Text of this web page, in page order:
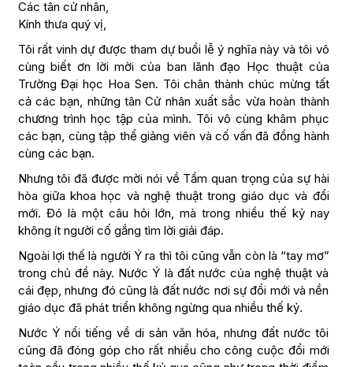
Các tân cử nhân,
Kính thưa quý vị,
Tôi rất vinh dự được tham dự buổi lễ ý nghĩa này và tôi vô
cùng biết ơn lời mời của ban lãnh đạo Học thuật của
Trường Đại học Hoa Sen. Tôi chân thành chúc mừng tất
cả các bạn, những tân Cử nhân xuất sắc vừa hoàn thành
chương trình học tập của mình. Tôi vô cùng khâm phục
các bạn, cùng tập thể giảng viên và cố vấn đã đồng hành
cùng các bạn.
Nhưng tôi đã được mời nói về Tầm quan trọng của sự hài
hòa giữa khoa học và nghệ thuật trong giáo dục và đổi
mới. Đó là một câu hỏi lớn, mà trong nhiều thế kỷ nay
không ít người cố gắng tìm lời giải đáp.
Ngoài lợi thế là người Ý ra thì tôi cũng vẫn còn là “tay mơ”
trong chủ đề này. Nước Ý là đất nước của nghệ thuật và
cái đẹp, nhưng đó cũng là đất nước nơi sự đổi mới và nền
giáo dục đã phát triển không ngừng qua nhiều thế kỷ.
Nước Ý nổi tiếng về di sản văn hóa, nhưng đất nước tôi
cũng đã đóng góp cho rất nhiều cho công cuộc đổi mới